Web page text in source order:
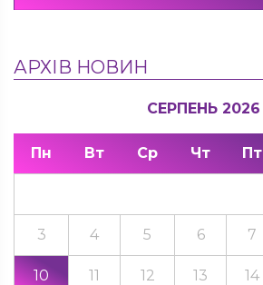
АРХІВ НОВИН
СЕРПЕНЬ 2026
Пн Вт Ср Чт Пт
3 4 5 6 7
10 11 12 13 14